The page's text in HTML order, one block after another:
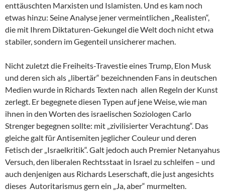
enttäuschten Marxisten und Islamisten. Und es kam noch
etwas hinzu: Seine Analyse jener vermeintlichen „Realisten“,
die mit Ihrem Diktaturen-Gekungel die Welt doch nicht etwa
stabiler, sondern im Gegenteil unsicherer machen.
Nicht zuletzt die Freiheits-Travestie eines Trump, Elon Musk
und deren sich als „libertär“ bezeichnenden Fans in deutschen
Medien wurde in Richards Texten nach allen Regeln der Kunst
zerlegt. Er begegnete diesen Typen auf jene Weise, wie man
ihnen in den Worten des israelischen Soziologen Carlo
Strenger begegnen sollte: mit „zivilisierter Verachtung“. Das
gleiche galt für Antisemiten jeglicher Couleur und deren
Fetisch der „Israelkritik“. Galt jedoch auch Premier Netanyahus
Versuch, den liberalen Rechtsstaat in Israel zu schleifen – und
auch denjenigen aus Richards Leserschaft, die just angesichts
dieses Autoritarismus gern ein „Ja, aber“ murmelten.